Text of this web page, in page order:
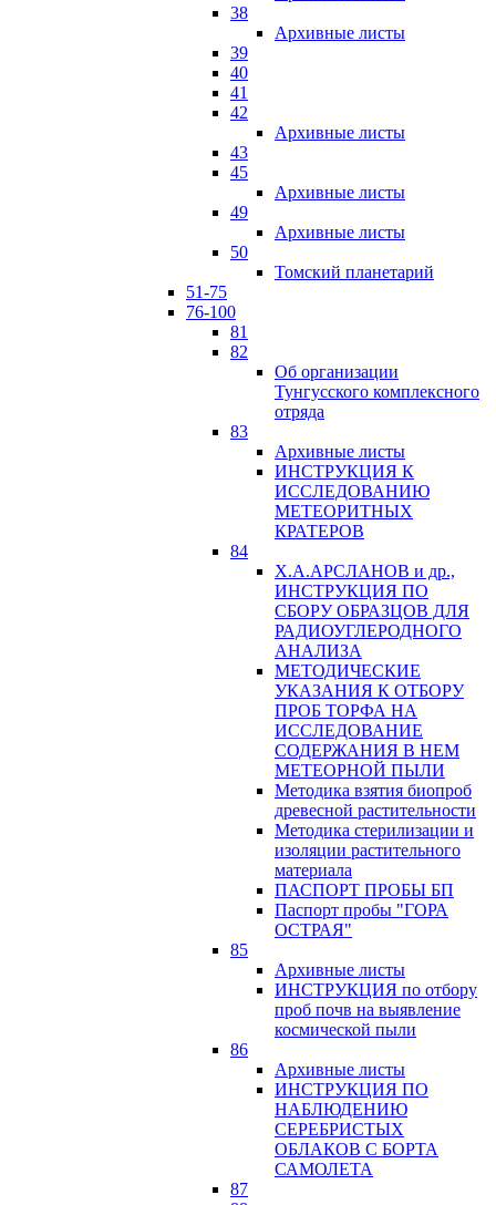
38
Архивные листы
39
40
41
42
Архивные листы
43
45
Архивные листы
49
Архивные листы
50
Томский планетарий
51-75
76-100
81
82
Об организации
Тунгусского комплексного
отряда
83
Архивные листы
ИНСТРУКЦИЯ К
ИССЛЕДОВАНИЮ
МЕТЕОРИТНЫХ
КРАТЕРОВ
84
Х.А.АРСЛАНОВ и др.,
ИНСТРУКЦИЯ ПО
СБОРУ ОБРАЗЦОВ ДЛЯ
РАДИОУГЛЕРОДНОГО
АНАЛИЗА
МЕТОДИЧЕСКИЕ
УКАЗАНИЯ К ОТБОРУ
ПРОБ ТОРФА НА
ИССЛЕДОВАНИЕ
СОДЕРЖАНИЯ В НЕМ
МЕТЕОРНОЙ ПЫЛИ
Методика взятия биопроб
древесной растительности
Методика стерилизации и
изоляции растительного
материала
ПАСПОРТ ПРОБЫ БП
Паспорт пробы "ГОРА
ОСТРАЯ"
85
Архивные листы
ИНСТРУКЦИЯ по отбору
проб почв на выявление
космической пыли
86
Архивные листы
ИНСТРУКЦИЯ ПО
НАБЛЮДЕНИЮ
СЕРЕБРИСТЫХ
ОБЛАКОВ С БОРТА
САМОЛЕТА
87